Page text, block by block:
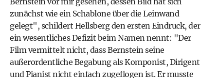
zunächst wie ein Schablone über die Leinwand
gelegt", schildert Hellsberg den ersten Eindruck, der
ein wesentliches Defizit beim Namen nennt: "Der
Film vermittelt nicht, dass Bernstein seine
außerordentliche Begabung als Komponist, Dirigent
und Pianist nicht einfach zugeflogen ist. Er musste